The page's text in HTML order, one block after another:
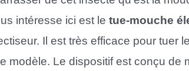
intéresse ici est le tue-mouche
Il est très efficace pour tuer
modèle. Le dispositif est conçu de